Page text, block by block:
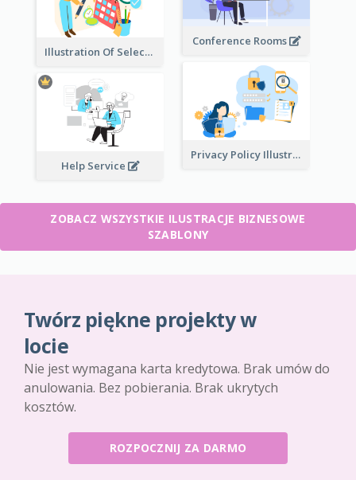
Conference Rooms
Illustration Of Select Date & Time
Privacy Policy Illustration
Help Service
ZOBACZ WSZYSTKIE ILUSTRACJE BIZNESOWE
SZABLONY
Twórz piękne projekty w
locie
Nie jest wymagana karta kredytowa. Brak umów do
anulowania. Bez pobierania. Brak ukrytych
kosztów.
ROZPOCZNIJ ZA DARMO